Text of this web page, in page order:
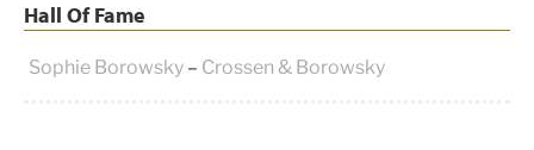
Hall Of Fame
Sophie Borowsky – Crossen & Borowsky